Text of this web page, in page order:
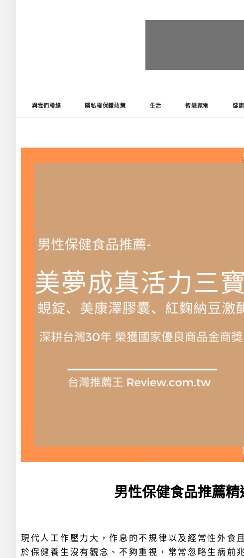
與我們聯絡 隱私權保護政策 生活 智慧家電 健康
男性保健食品推薦
現代人工作壓力大，作息的不規律以及經常性外食
於保健養生沒有觀念、不夠重視，常常忽略生病前